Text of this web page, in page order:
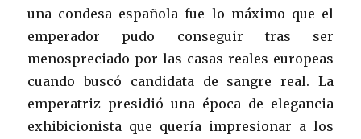
una condesa española fue lo máximo que el
emperador pudo conseguir tras ser
menospreciado por las casas reales europeas
cuando buscó candidata de sangre real. La
emperatriz presidió una época de elegancia
exhibicionista que quería impresionar a los